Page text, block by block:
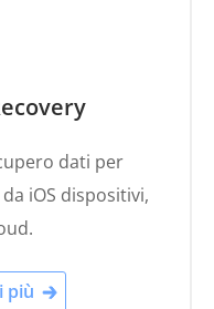
dati per
iOS dispositivi,
più